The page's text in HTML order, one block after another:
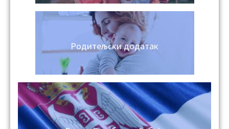
Родитељски додатак